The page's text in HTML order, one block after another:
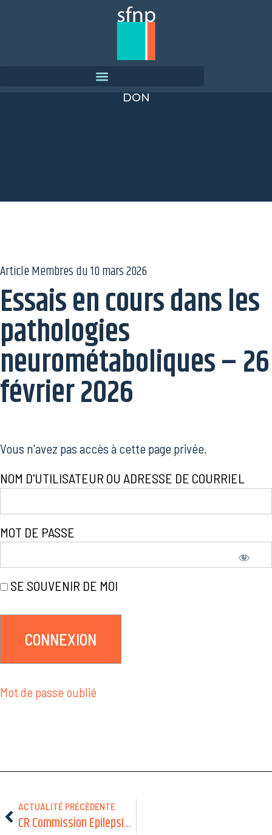
DON
Article Membres du10 mars 2026
Essais en cours dans les
pathologies
neurométaboliques – 26
février 2026
Vous n'avez pas accès à cette page privée.
NOM D'UTILISATEUR OU ADRESSE DE COURRIEL
MOT DE PASSE
SE SOUVENIR DE MOI
Mot de passe oublié
ACTUALITÉ PRÉCÉDENTE
CR Commission Epilepsie – SFNP 2026 Amiens